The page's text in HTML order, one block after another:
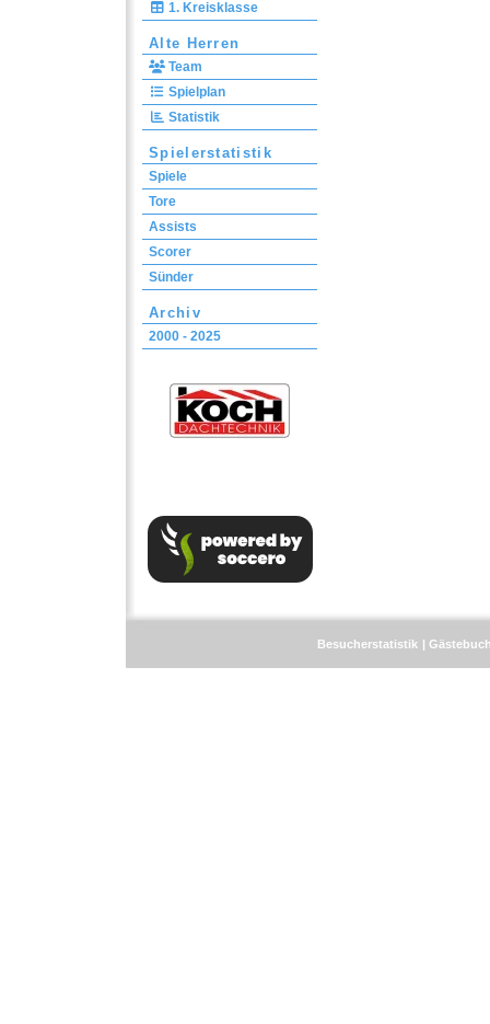
1. Kreisklasse
Alte Herren
Team
Spielplan
Statistik
Spielerstatistik
Spiele
Tore
Assists
Scorer
Sünder
Archiv
2000 - 2025
Besucherstatistik